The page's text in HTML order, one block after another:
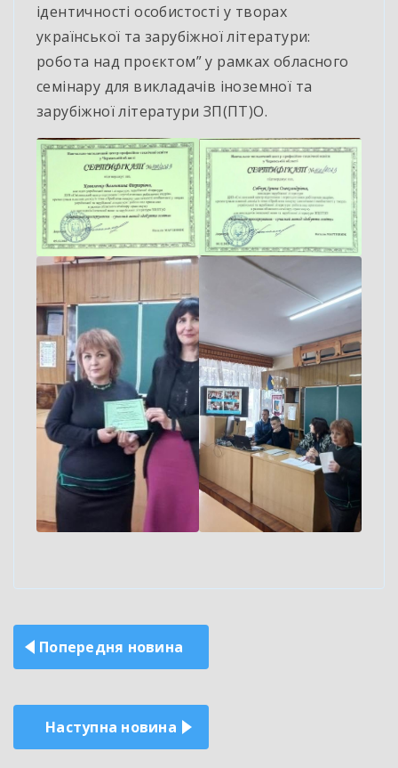
ідентичності особистості у творах
української та зарубіжної літератури:
робота над проєктом” у рамках обласного
семінару для викладачів іноземної та
зарубіжної літератури ЗП(ПТ)О.
Навігація
записів
Попередня новина
Наступна новина